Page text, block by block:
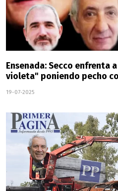
Ensenada: Secco
violeta" poniendo pecho
19-07-2025